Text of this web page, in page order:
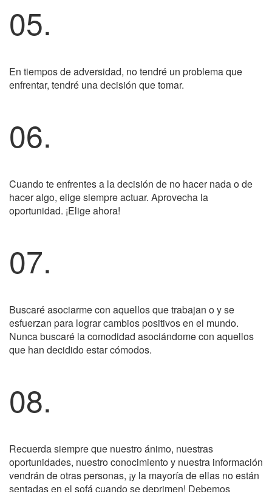
05.
En tiempos de adversidad, no tendré un problema que
enfrentar, tendré una decisión que tomar.
06.
Cuando te enfrentes a la decisión de no hacer nada o de
hacer algo, elige siempre actuar. Aprovecha la
oportunidad. ¡Elige ahora!
07.
Buscaré asociarme con aquellos que trabajan o y se
esfuerzan para lograr cambios positivos en el mundo.
Nunca buscaré la comodidad asociándome con aquellos
que han decidido estar cómodos.
08.
Recuerda siempre que nuestro ánimo, nuestras
oportunidades, nuestro conocimiento y nuestra información
vendrán de otras personas, ¡y la mayoría de ellas no están
sentadas en el sofá cuando se deprimen! Debemos